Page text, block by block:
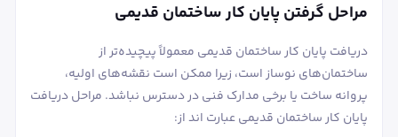
مراحل گرفتن پایان کار ساختمان قدیمی
دریافت پایان کار ساختمان قدیمی معمولاً پیچیده‌تر از
ساختمان‌های نوساز است، زیرا ممکن است نقشه‌های اولیه،
پروانه ساخت یا برخی مدارک فنی در دسترس نباشد. مراحل دریافت
پایان کار ساختمان قدیمی عبارت اند از: